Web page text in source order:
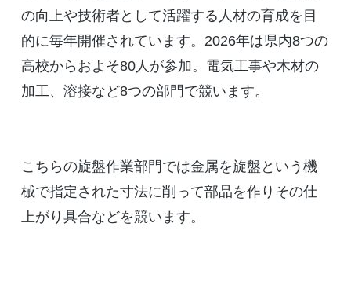
の向上や技術者として活躍する人材の育成を目
的に毎年開催されています。2026年は県内8つの
高校からおよそ80人が参加。電気工事や木材の
加工、溶接など8つの部門で競います。
こちらの旋盤作業部門では金属を旋盤という機
械で指定された寸法に削って部品を作りその仕
上がり具合などを競います。